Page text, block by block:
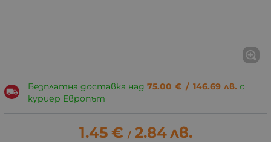
Безплатна доставка над 75.00 € / 146.69 лв. с
куриер Европът
1.45 € / 2.84лв.